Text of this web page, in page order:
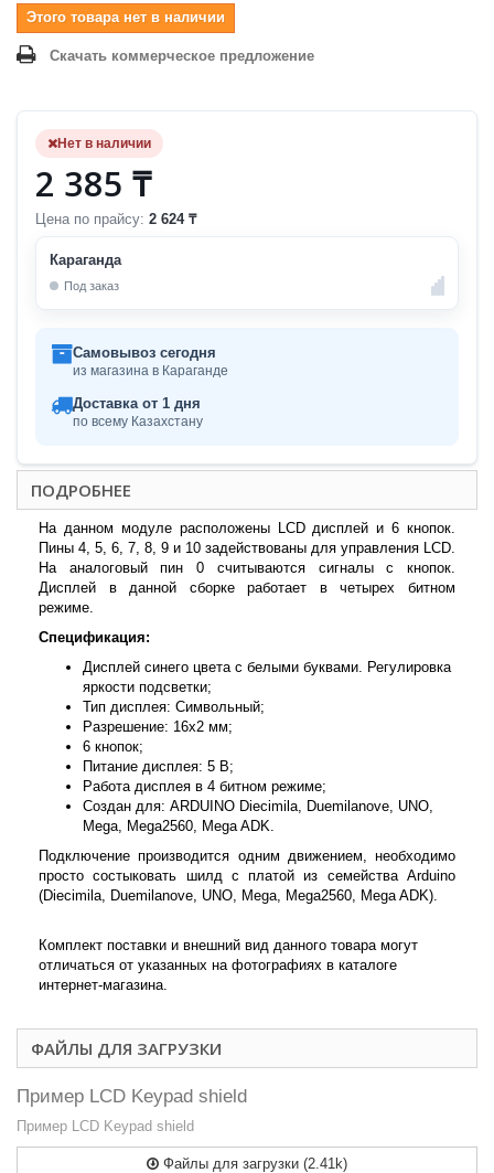
Этого товара нет в наличии
Скачать коммерческое предложение
Нет в наличии
2 385 ₸
Цена по прайсу: 2 624 ₸
Караганда
Под заказ
Самовывоз сегодня
из магазина в Караганде
Доставка от 1 дня
по всему Казахстану
ПОДРОБНЕЕ
На данном модуле расположены LCD дисплей и 6 кнопок.
Пины 4, 5, 6, 7, 8, 9 и 10 задействованы для управления LCD.
На аналоговый пин 0 считываются сигналы с кнопок.
Дисплей в данной сборке работает в четырех битном
режиме.
Спецификация:
Дисплей синего цвета с белыми буквами. Регулировка
яркости подсветки;
Тип дисплея: Символьный;
Разрешение: 16x2 мм;
6 кнопок;
Питание дисплея: 5 В;
Работа дисплея в 4 битном режиме;
Создан для: ARDUINO Diecimila, Duemilanove, UNO,
Mega, Mega2560, Mega ADK.
Подключение производится одним движением, необходимо
просто состыковать шилд с платой из семейства Arduino
(Diecimila, Duemilanove, UNO, Mega, Mega2560, Mega ADK).
Комплект поставки и внешний вид данного товара могут
отличаться от указанных на фотографиях в каталоге
интернет-магазина.
ФАЙЛЫ ДЛЯ ЗАГРУЗКИ
Пример LCD Keypad shield
Пример LCD Keypad shield
Файлы для загрузки (2.41k)